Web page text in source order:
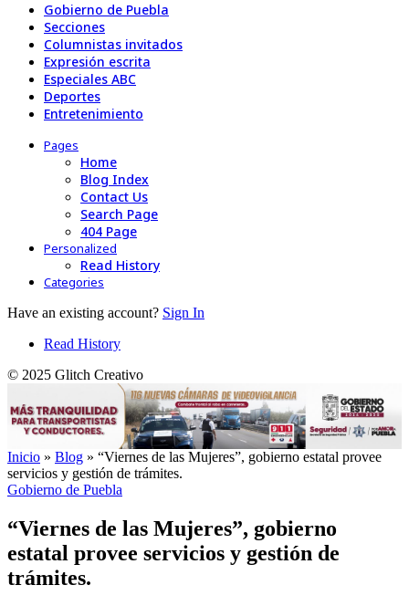
Gobierno de Puebla
Secciones
Columnistas invitados
Expresión escrita
Especiales ABC
Deportes
Entretenimiento
Pages
Home
Blog Index
Contact Us
Search Page
404 Page
Personalized
Read History
Categories
Have an existing account? Sign In
Read History
© 2025 Glitch Creativo
Inicio » Blog » “Viernes de las Mujeres”, gobierno estatal provee
servicios y gestión de trámites.
Gobierno de Puebla
“Viernes de las Mujeres”, gobierno
estatal provee servicios y gestión de
trámites.